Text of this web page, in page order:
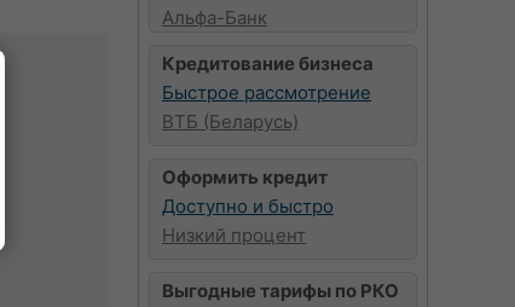
Альфа-Банк
Кредитование бизнеса
Быстрое рассмотрение
ВТБ (Беларусь)
Оформить кредит
Доступно и быстро
Низкий процент
Выгодные тарифы по РКО